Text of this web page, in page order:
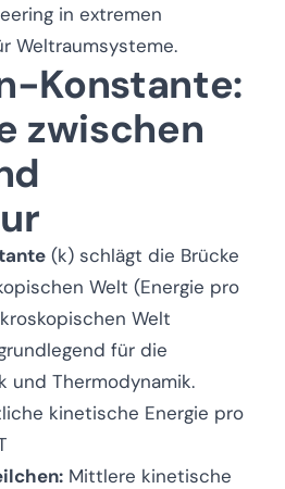
in extremen
Weltraumsysteme.
Konstante:
zwischen
(k) schlägt die Brücke
Welt (Energie pro
Welt
für die
und Thermodynamik.
kinetische Energie pro
Mittlere kinetische